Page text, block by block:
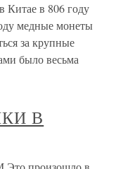
Китае в 806 году
медные монеты
за крупные
было весьма
В